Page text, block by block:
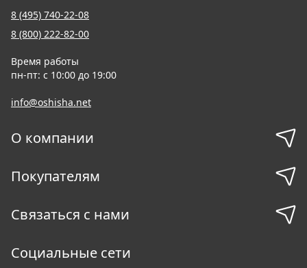
8 (495) 740-22-08
8 (800) 222-82-00
Время работы
пн-пт: с 10:00 до 19:00
info@oshisha.net
О компании
Покупателям
Связаться с нами
Социальные сети